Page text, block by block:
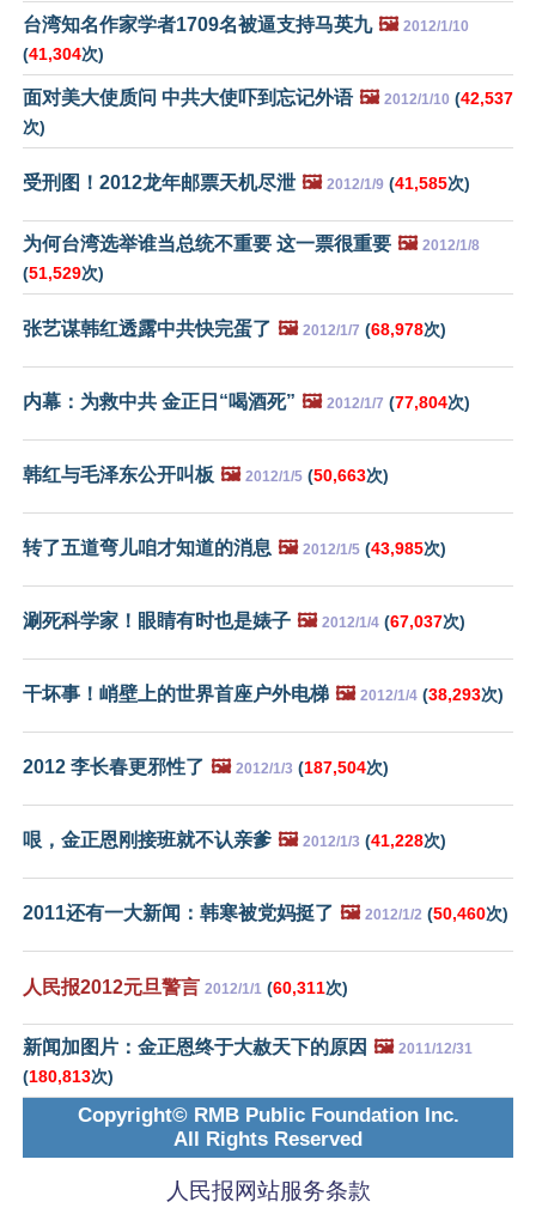
台湾知名作家学者1709名被逼支持马英九 🖼️ 2012/1/10
(41,304次)
面对美大使质问 中共大使吓到忘记外语 🖼️ 2012/1/10 (42,537
次)
受刑图！2012龙年邮票天机尽泄 🖼️ 2012/1/9 (41,585次)
为何台湾选举谁当总统不重要 这一票很重要 🖼️ 2012/1/8
(51,529次)
张艺谋韩红透露中共快完蛋了 🖼️ 2012/1/7 (68,978次)
内幕：为救中共 金正日“喝酒死” 🖼️ 2012/1/7 (77,804次)
韩红与毛泽东公开叫板 🖼️ 2012/1/5 (50,663次)
转了五道弯儿咱才知道的消息 🖼️ 2012/1/5 (43,985次)
涮死科学家！眼睛有时也是婊子 🖼️ 2012/1/4 (67,037次)
干坏事！峭壁上的世界首座户外电梯 🖼️ 2012/1/4 (38,293次)
2012 李长春更邪性了 🖼️ 2012/1/3 (187,504次)
哏，金正恩刚接班就不认亲爹 🖼️ 2012/1/3 (41,228次)
2011还有一大新闻：韩寒被党妈挺了 🖼️ 2012/1/2 (50,460次)
人民报2012元旦警言 2012/1/1 (60,311次)
新闻加图片：金正恩终于大赦天下的原因 🖼️ 2011/12/31
(180,813次)
Copyright© RMB Public Foundation Inc.
All Rights Reserved
人民报网站服务条款